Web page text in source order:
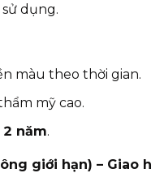
dụng.
màu theo thời gian.
mỹ cao.
2 năm.
giới hạn) – Giao